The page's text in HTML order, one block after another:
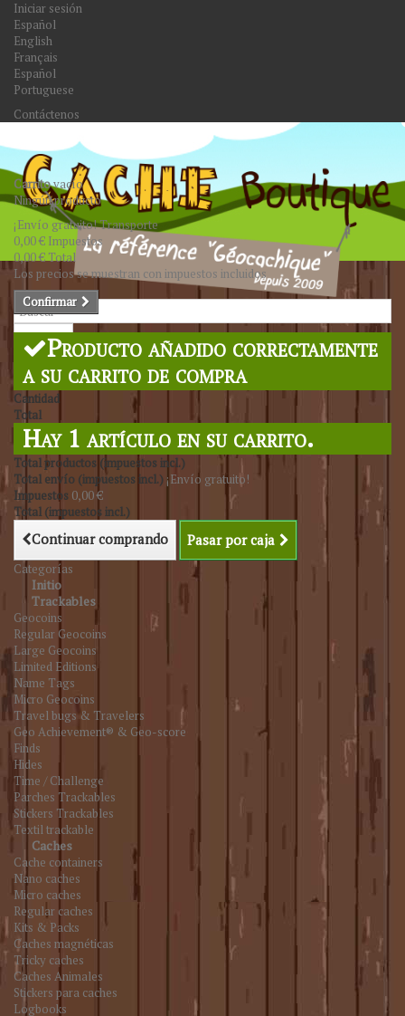
Iniciar sesión
Español
English
Français
Español
Portuguese
Contáctenos
Buscar
Carritovacío
Ningún producto
¡Envío gratuito!Transporte
0,00 € Impuestos
0,00 €Total
Los precios se muestran con impuestos incluidos
Confirmar
Producto añadido correctamente
a su carrito de compra
Cantidad
Total
Hay 1 artículo en su carrito.
Total productos (impuestos incl.)
Total envío (impuestos incl.) ¡Envío gratuito!
Impuestos 0,00 €
Total (impuestos incl.)
Continuar comprando Pasar por caja
Categorías
Initio
Trackables
Geocoins
Regular Geocoins
Large Geocoins
Limited Editions
Name Tags
Micro Geocoins
Travel bugs & Travelers
Geo Achievement® & Geo-score
Finds
Hides
Time / Challenge
Parches Trackables
Stickers Trackables
Textil trackable
Caches
Cache containers
Nano caches
Micro caches
Regular caches
Kits & Packs
Caches magnéticas
Tricky caches
Caches Animales
Stickers para caches
Logbooks